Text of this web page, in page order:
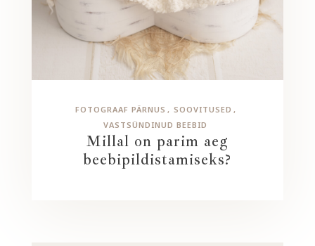
FOTOGRAAF PÄRNUS
SOOVITUSED
VASTSÜNDINUD BEEBID
Millal on parim aeg
beebipildistamiseks?